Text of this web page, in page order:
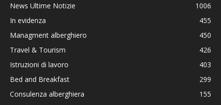
News Ultime Notizie
1006
In evidenza
455
Managment alberghiero
450
Travel & Tourism
426
Istruzioni di lavoro
403
Bed and Breakfast
299
Consulenza alberghiera
155